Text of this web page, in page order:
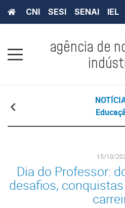
CNI SESI SENAI IEL
agência de
15/10/
Dia do Professor:
desafios,